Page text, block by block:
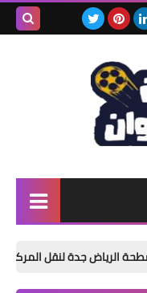
لنقل المركبات المعطلة